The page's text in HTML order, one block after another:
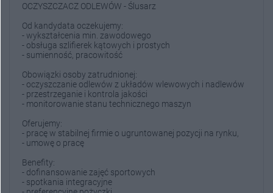
OCZYSZCZACZ ODLEWÓW - Ślusarz
Od kandydata oczekujemy:
- wykształcenia min. zawodowego
- obsługa szlifierek kątowych i prostych
- sumienność, pracowitość
Obowiązki osoby zatrudnionej:
- oczyszczanie odlewów z układów wlewowych i nadlewów
- przestrzeganie i kontrola jakości
- monitorowanie stanu technicznego maszyn
Oferujemy:
- pracę w stabilnej firmie o ugruntowanej pozycji na rynku,
- umowę o pracę
Benefity:
- dofinansowanie zajęć sportowych
- spotkania integracyjne